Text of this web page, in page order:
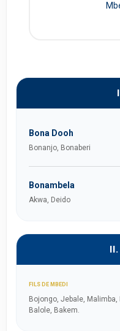
Bona Dooh
Bonanjo, Bonaberi
Bonambela
Akwa, Deido
FILS DE MBEDI
Bojongo, Jebale,
Balole, Bakem.